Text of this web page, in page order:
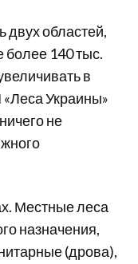
двух областей,
более 140 тыс.
в
Украины»
не
Местные леса
назначения,
(дрова),